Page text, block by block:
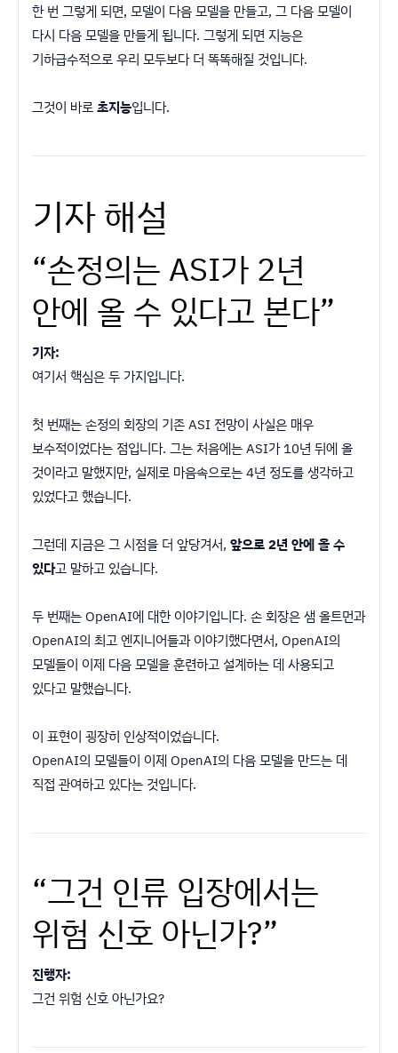
한 번 그렇게 되면, 모델이 다음 모델을 만들고, 그 다음 모델이
다시 다음 모델을 만들게 됩니다. 그렇게 되면 지능은
기하급수적으로 우리 모두보다 더 똑똑해질 것입니다.
그것이 바로초지능입니다.
기자 해설
“손정의는 ASI가 2년
안에 올 수 있다고 본다”
기자:
여기서 핵심은 두 가지입니다.
첫 번째는 손정의 회장의 기존 ASI 전망이 사실은 매우
보수적이었다는 점입니다. 그는 처음에는 ASI가 10년 뒤에 올
것이라고 말했지만, 실제로 마음속으로는 4년 정도를 생각하고
있었다고 했습니다.
그런데 지금은 그 시점을 더 앞당겨서, 앞으로 2년 안에 올 수
있다고 말하고 있습니다.
두 번째는 OpenAI에 대한 이야기입니다. 손 회장은 샘 올트먼과
OpenAI의 최고 엔지니어들과 이야기했다면서, OpenAI의
모델들이 이제 다음 모델을 훈련하고 설계하는 데 사용되고
있다고 말했습니다.
이 표현이 굉장히 인상적이었습니다.
OpenAI의 모델들이 이제 OpenAI의 다음 모델을 만드는 데
직접 관여하고 있다는 것입니다.
“그건 인류 입장에서는
위험 신호 아닌가?”
진행자:
그건 위험 신호 아닌가요?